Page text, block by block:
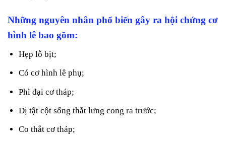
Những nguyên nhân phổ biến gây ra hội chứng cơ
hình lê bao gồm:
Hẹp lỗ bịt;
Có cơ hình lê phụ;
Phì đại cơ tháp;
Dị tật cột sống thắt lưng cong ra trước;
Co thắt cơ tháp;